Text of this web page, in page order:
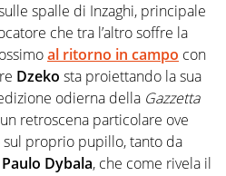
spalle di Inzaghi, principale
che tra l’altro soffre la
al ritorno in campo con
Dzeko sta proiettando la sua
odierna della Gazzetta
retroscena particolare ove
sul proprio pupillo, tanto da
Paulo Dybala, che come rivela il